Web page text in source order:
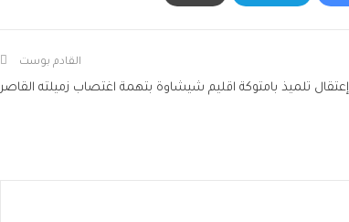
القادم بوست
إعتقال تلميذ بامتوكة اقليم شيشاوة بتهمة اغتصاب زميلته القاصر